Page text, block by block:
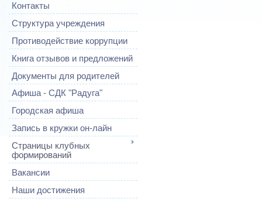
Контакты
Структура учреждения
Противодействие коррупции
Книга отзывов и предложений
Документы для родителей
Афиша - СДК "Радуга"
Городская афиша
Запись в кружки он-лайн
Страницы клубных
формирований
Вакансии
Наши достижения